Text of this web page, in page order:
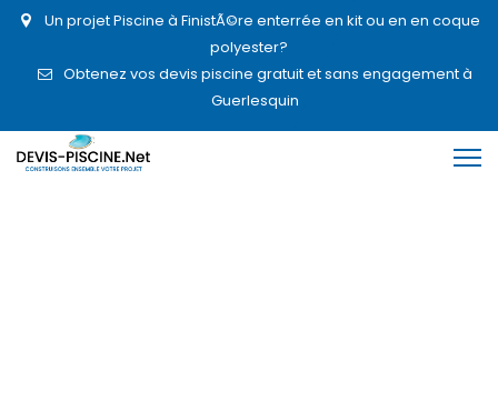
Un projet Piscine à FinistÃ©re enterrée en kit ou en en coque
polyester?
Obtenez vos devis piscine gratuit et sans engagement à
Guerlesquin